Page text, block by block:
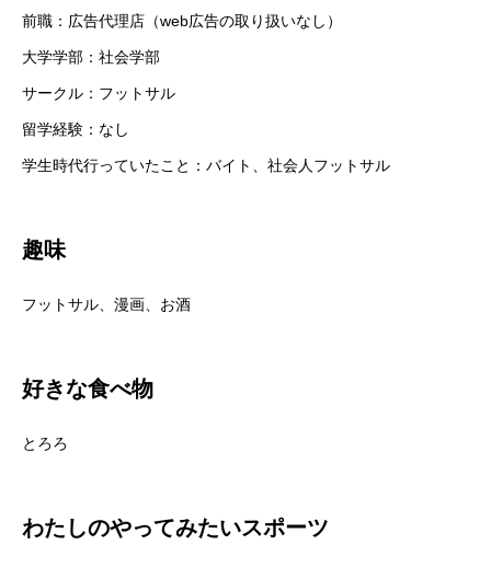
前職：広告代理店（web広告の取り扱いなし）
大学学部：社会学部
サークル：フットサル
留学経験：なし
学生時代行っていたこと：バイト、社会人フットサル
趣味
フットサル、漫画、お酒
好きな食べ物
とろろ
わたしのやってみたいスポーツ